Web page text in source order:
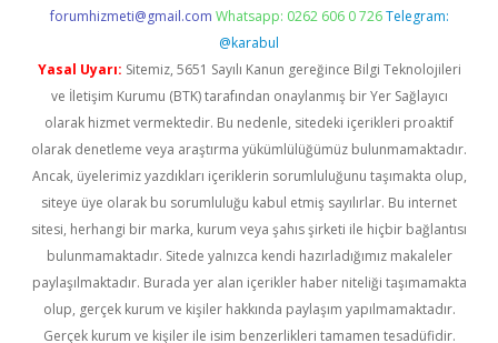
forumhizmeti@gmail.com Whatsapp: 0262 606 0 726 Telegram:
@karabul
Yasal Uyarı: Sitemiz, 5651 Sayılı Kanun gereğince Bilgi Teknolojileri
ve İletişim Kurumu (BTK) tarafından onaylanmış bir Yer Sağlayıcı
olarak hizmet vermektedir. Bu nedenle, sitedeki içerikleri proaktif
olarak denetleme veya araştırma yükümlülüğümüz bulunmamaktadır.
Ancak, üyelerimiz yazdıkları içeriklerin sorumluluğunu taşımakta olup,
siteye üye olarak bu sorumluluğu kabul etmiş sayılırlar. Bu internet
sitesi, herhangi bir marka, kurum veya şahıs şirketi ile hiçbir bağlantısı
bulunmamaktadır. Sitede yalnızca kendi hazırladığımız makaleler
paylaşılmaktadır. Burada yer alan içerikler haber niteliği taşımamakta
olup, gerçek kurum ve kişiler hakkında paylaşım yapılmamaktadır.
Gerçek kurum ve kişiler ile isim benzerlikleri tamamen tesadüfidir.